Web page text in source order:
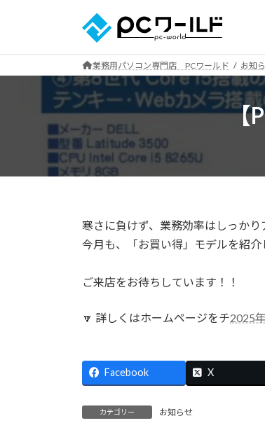
ツ
シ
業務用パソコン専門店 PCワールド お知
【
寒さに負けず、業務効率はしっかり
今月も、「お買い得」モデルを紹介
ご来店をお待ちしています！！
🔽 詳しくはホームページをチ2025
Facebook X
カテゴリー お知らせ